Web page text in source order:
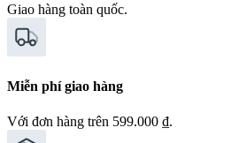
Giao hàng toàn quốc.
Miễn phí giao hàng
Với đơn hàng trên 599.000 ₫.